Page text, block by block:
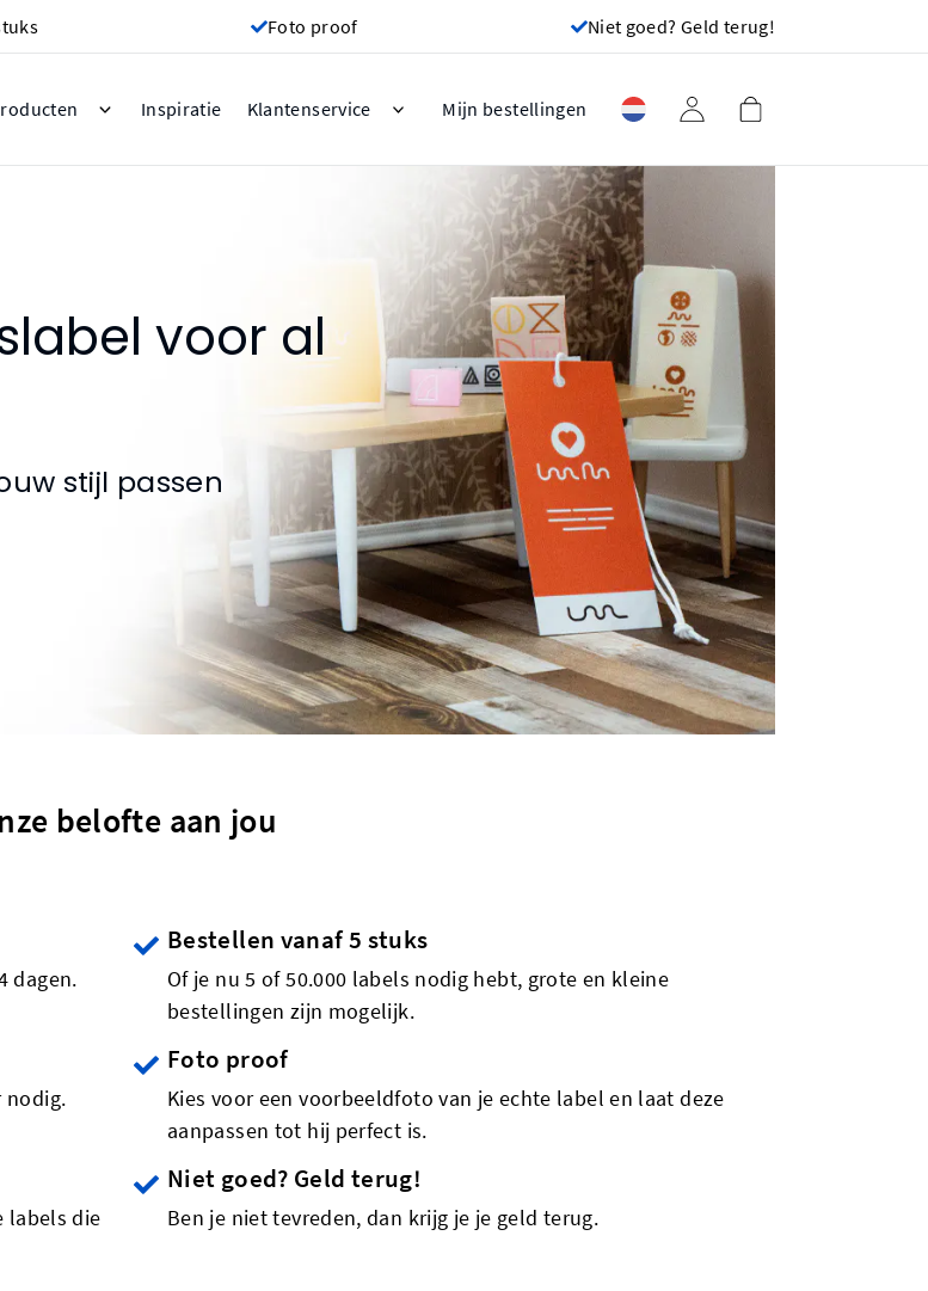
Foto proof Niet goed? Geld terug!
Inspiratie Klantenservice Mijn bestellingen
voor al
stijl passen
belofte aan jou
dagen.
Bestellen vanaf 5 stuks
Of je nu 5 of 50.000 labels nodig hebt, grote en kleine
bestellingen zijn mogelijk.
nodig.
Foto proof
Kies voor een voorbeeldfoto van je echte label en laat deze
aanpassen tot hij perfect is.
labels die
Niet goed? Geld terug!
Ben je niet tevreden, dan krijg je je geld terug.